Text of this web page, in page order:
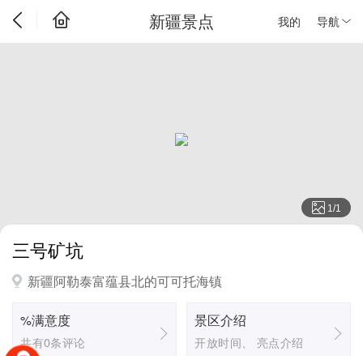
我的 导航
新疆景点
1/1
三号矿坑
新疆阿勒泰富蕴县北的可可托海镇
%满意度
共有0条评论
景区介绍
开放时间、 亮点介绍